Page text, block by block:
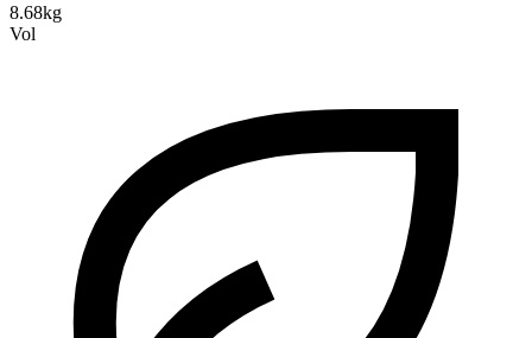
8.68kg
Vol